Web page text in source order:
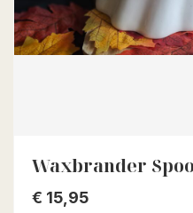
Waxbrander
€ 15,95